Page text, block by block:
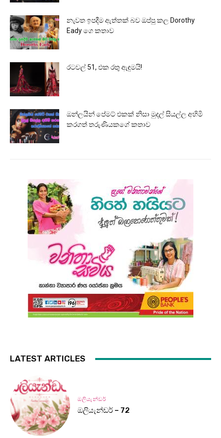
නැවත ඉපදීම ඇත්තක් බව ඔප්පු කල Dorothy
Eady ගෙ කතාව
රටවල් 51, එක රතු ඇඳුමයි!
ඔන්ලයින් පේමට් එකක් නිසා මුදල් සියල්ල අහිමි
කරගත් තරුණියකගේ කතාව
LATEST ARTICLES
ඔලියැන්ඩර්
ඔලියැන්ඩර් – 72